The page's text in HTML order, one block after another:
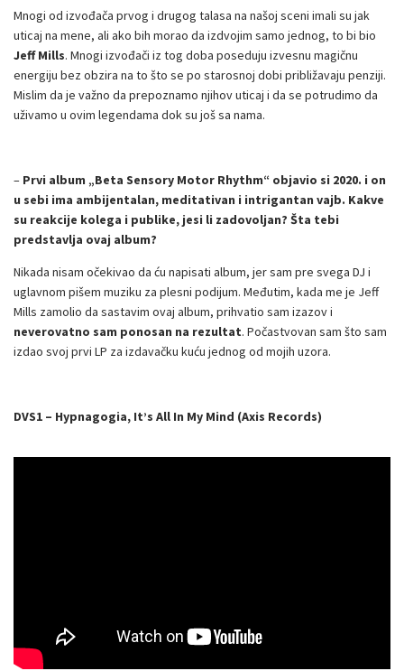
Mnogi od izvođača prvog i drugog talasa na našoj sceni imali su jak
uticaj na mene, ali ako bih morao da izdvojim samo jednog, to bi bio
Jeff Mills. Mnogi izvođači iz tog doba poseduju izvesnu magičnu
energiju bez obzira na to što se po starosnoj dobi približavaju penziji.
Mislim da je važno da prepoznamo njihov uticaj i da se potrudimo da
uživamo u ovim legendama dok su još sa nama.
– Prvi album „Beta Sensory Motor Rhythm“ objavio si 2020. i on
u sebi ima ambijentalan, meditativan i intrigantan vajb. Kakve
su reakcije kolega i publike, jesi li zadovoljan? Šta tebi
predstavlja ovaj album?
Nikada nisam očekivao da ću napisati album, jer sam pre svega DJ i
uglavnom pišem muziku za plesni podijum. Međutim, kada me je Jeff
Mills zamolio da sastavim ovaj album, prihvatio sam izazov i
neverovatno sam ponosan na rezultat. Počastvovan sam što sam
izdao svoj prvi LP za izdavačku kuću jednog od mojih uzora.
DVS1 – Hypnagogia, It’s All In My Mind (Axis Records)